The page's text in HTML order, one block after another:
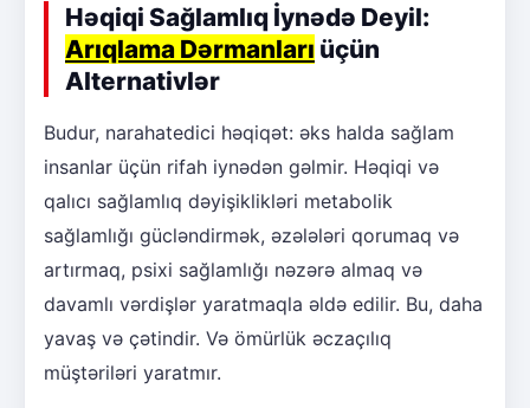
Həqiqi Sağlamlıq İynədə Deyil:
Arıqlama Dərmanları üçün
Alternativlər
Budur, narahatedici həqiqət: əks halda sağlam
insanlar üçün rifah iynədən gəlmir. Həqiqi və
qalıcı sağlamlıq dəyişiklikləri metabolik
sağlamlığı gücləndirmək, əzələləri qorumaq və
artırmaq, psixi sağlamlığı nəzərə almaq və
davamlı vərdişlər yaratmaqla əldə edilir. Bu, daha
yavaş və çətindir. Və ömürlük əczaçılıq
müştəriləri yaratmır.